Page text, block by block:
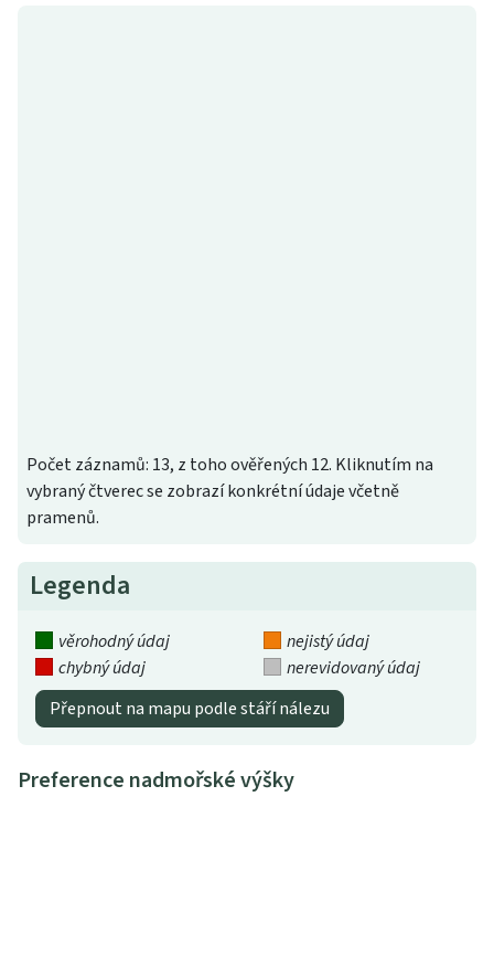
Počet záznamů: 13, z toho ověřených 12. Kliknutím na
vybraný čtverec se zobrazí konkrétní údaje včetně
pramenů.
Legenda
věrohodný údaj
nejistý údaj
chybný údaj
nerevidovaný údaj
Přepnout na mapu podle stáří nálezu
Preference nadmořské výšky